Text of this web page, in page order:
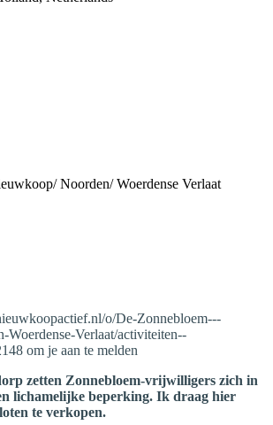
Noorden/ Woerdense Verlaat
o/De-Zonnebloem---
Verlaat/activiteiten--
om je aan te melden
zetten Zonnebloem-vrijwilligers zich in
lichamelijke beperking. Ik draag hier
te verkopen.